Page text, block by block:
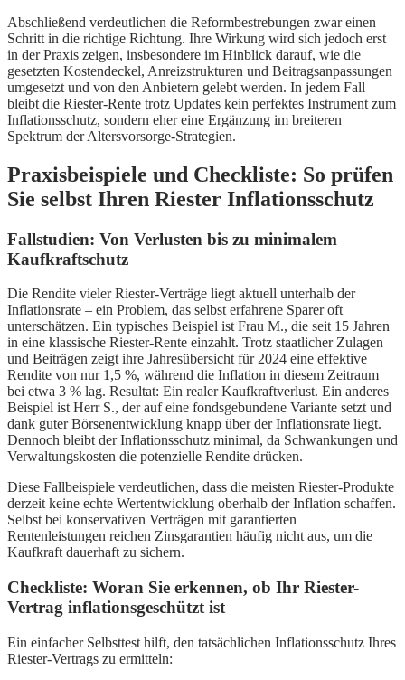
Abschließend verdeutlichen die Reformbestrebungen zwar einen
Schritt in die richtige Richtung. Ihre Wirkung wird sich jedoch erst
in der Praxis zeigen, insbesondere im Hinblick darauf, wie die
gesetzten Kostendeckel, Anreizstrukturen und Beitragsanpassungen
umgesetzt und von den Anbietern gelebt werden. In jedem Fall
bleibt die Riester-Rente trotz Updates kein perfektes Instrument zum
Inflationsschutz, sondern eher eine Ergänzung im breiteren
Spektrum der Altersvorsorge-Strategien.
Praxisbeispiele und Checkliste: So prüfen
Sie selbst Ihren Riester Inflationsschutz
Fallstudien: Von Verlusten bis zu minimalem
Kaufkraftschutz
Die Rendite vieler Riester-Verträge liegt aktuell unterhalb der
Inflationsrate – ein Problem, das selbst erfahrene Sparer oft
unterschätzen. Ein typisches Beispiel ist Frau M., die seit 15 Jahren
in eine klassische Riester-Rente einzahlt. Trotz staatlicher Zulagen
und Beiträgen zeigt ihre Jahresübersicht für 2024 eine effektive
Rendite von nur 1,5 %, während die Inflation in diesem Zeitraum
bei etwa 3 % lag. Resultat: Ein realer Kaufkraftverlust. Ein anderes
Beispiel ist Herr S., der auf eine fondsgebundene Variante setzt und
dank guter Börsenentwicklung knapp über der Inflationsrate liegt.
Dennoch bleibt der Inflationsschutz minimal, da Schwankungen und
Verwaltungskosten die potenzielle Rendite drücken.
Diese Fallbeispiele verdeutlichen, dass die meisten Riester-Produkte
derzeit keine echte Wertentwicklung oberhalb der Inflation schaffen.
Selbst bei konservativen Verträgen mit garantierten
Rentenleistungen reichen Zinsgarantien häufig nicht aus, um die
Kaufkraft dauerhaft zu sichern.
Checkliste: Woran Sie erkennen, ob Ihr Riester-
Vertrag inflationsgeschützt ist
Ein einfacher Selbsttest hilft, den tatsächlichen Inflationsschutz Ihres
Riester-Vertrags zu ermitteln: